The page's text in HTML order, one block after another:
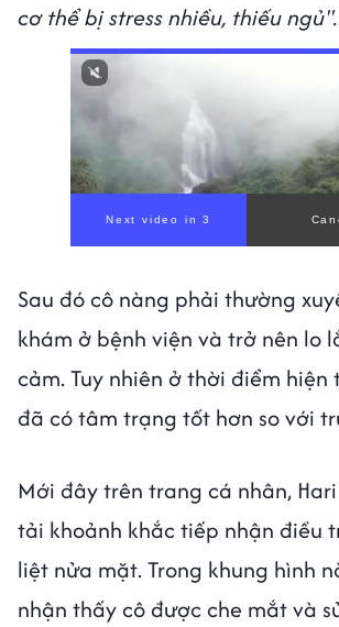
cơ thể bị stress nhiều, thiếu ngủ".
Sau đó cô nàng phải thường
khám ở bệnh viện và trở nên lo
cảm. Tuy nhiên ở thời điểm
đã có tâm trạng tốt hơn so với
Mới đây trên trang cá nhân,
tải khoảnh khắc tiếp nhận điều
liệt nửa mặt. Trong khung hình
nhận thấy cô được che mắt và